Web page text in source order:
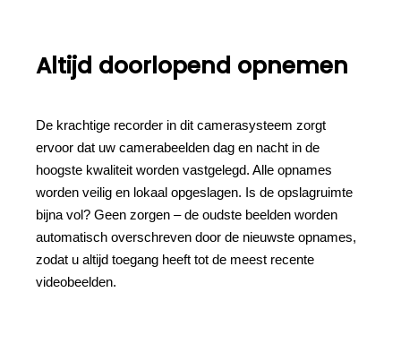
Altijd doorlopend opnemen
De krachtige recorder in dit camerasysteem zorgt
ervoor dat uw camerabeelden dag en nacht in de
hoogste kwaliteit worden vastgelegd. Alle opnames
worden veilig en lokaal opgeslagen. Is de opslagruimte
bijna vol? Geen zorgen – de oudste beelden worden
automatisch overschreven door de nieuwste opnames,
zodat u altijd toegang heeft tot de meest recente
videobeelden.